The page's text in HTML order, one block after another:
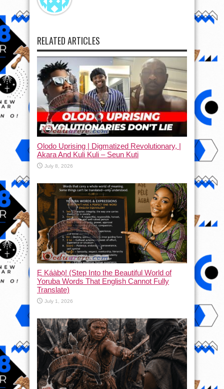
RELATED ARTICLES
Olodo Uprising | Digmatized Revolutionary, |
Akara And Kuli Kuli – Seun Kuti
July 8, 2026
Ẹ Káàbọ̀! (Step Into the Beautiful World of
Yoruba Words That English Cannot Fully
Translate)
July 1, 2026